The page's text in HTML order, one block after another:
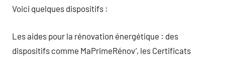
Voici quelques dispositifs :
Les aides pour la rénovation énergétique : des
dispositifs comme MaPrimeRénov’, les Certificats